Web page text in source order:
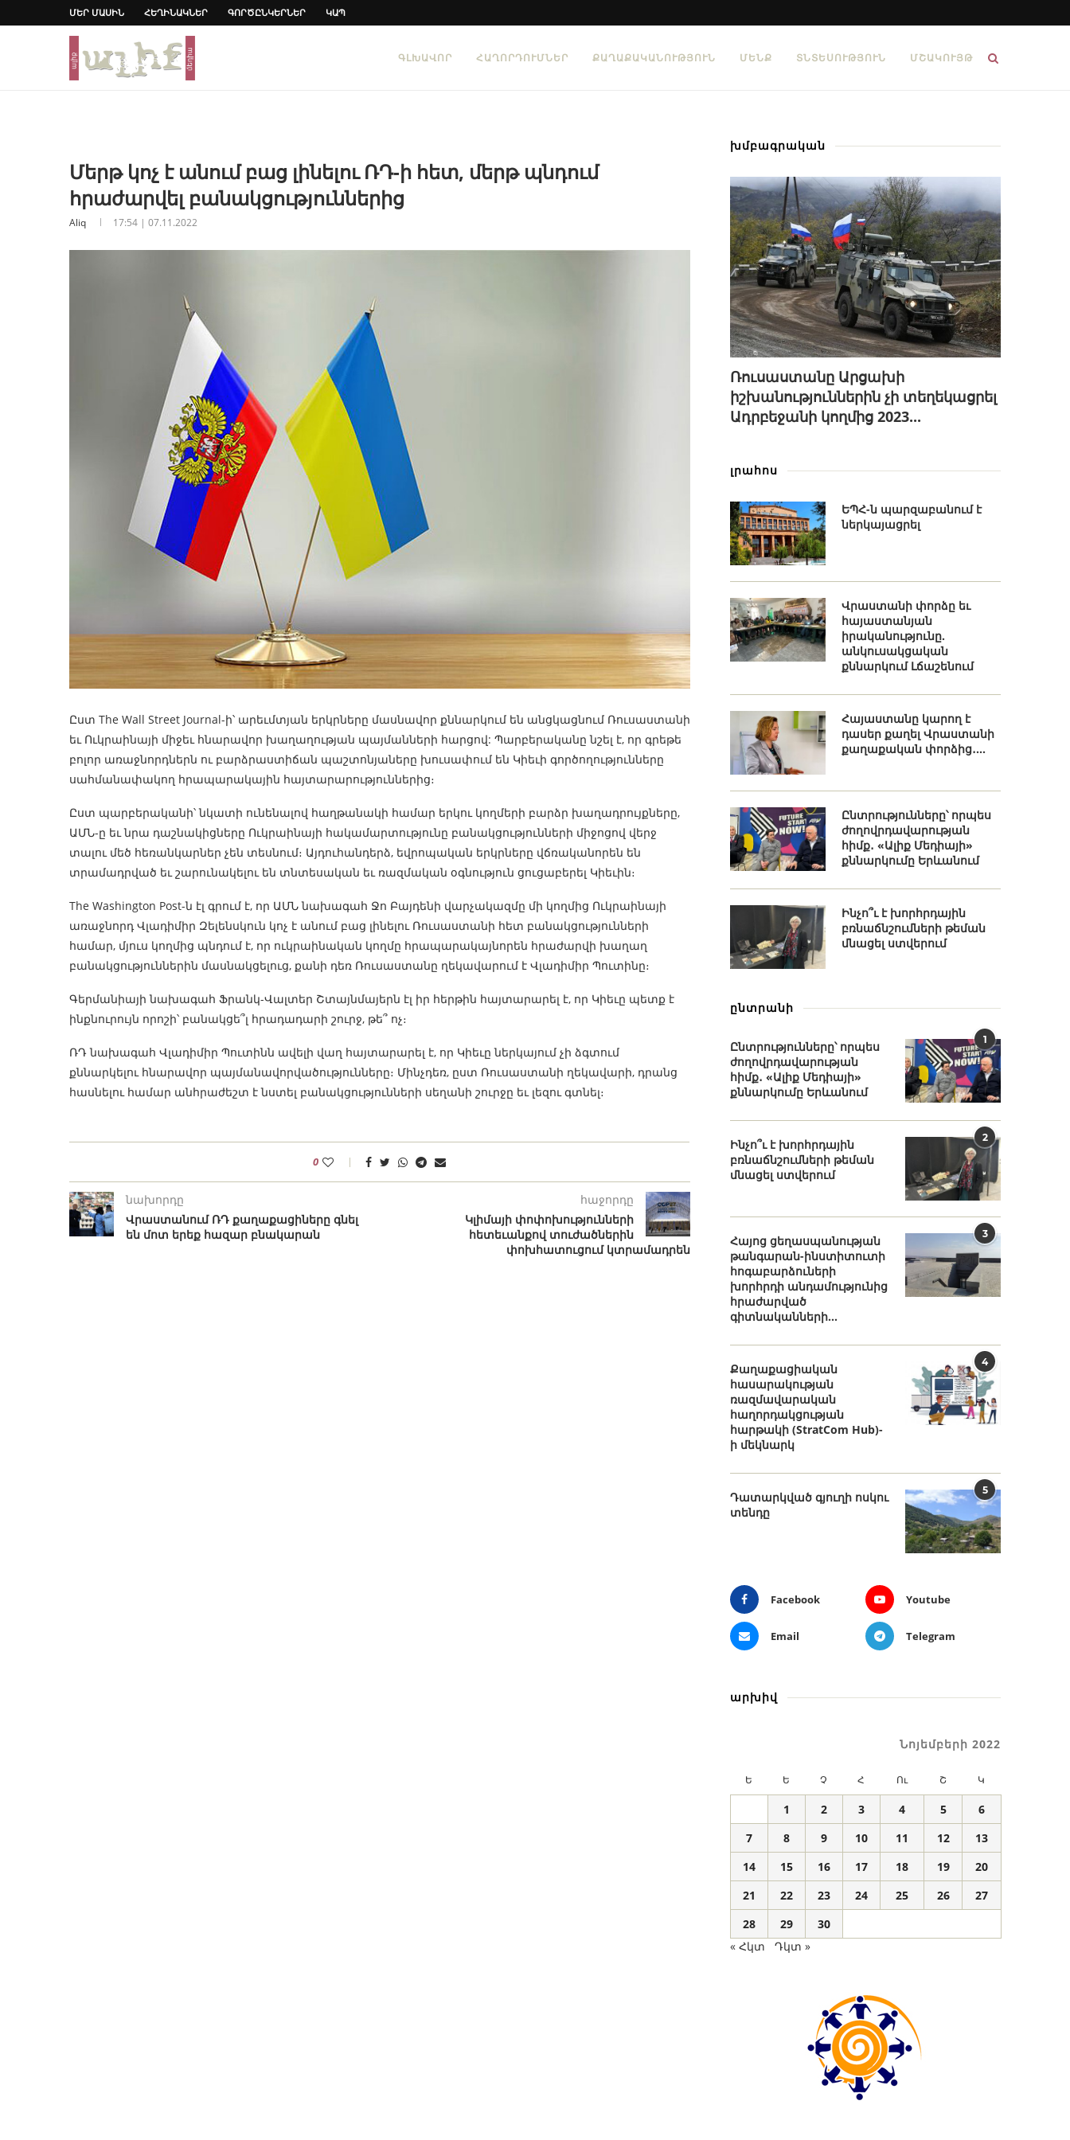
ՄԵՐ ՄԱՍԻՆ ՀԵՂԻՆԱԿՆԵՐ ԳՈՐԾԸՆԿԵՐՆԵՐ ԿԱՊ
ԳԼԽԱՎՈՐ ՀԱՂՈՐԴՈՒՄՆԵՐ ՔԱՂԱՔԱԿԱՆՈՒԹՅՈՒՆ ՄԵՆՔ ՏՆՏԵՍՈՒԹՅՈՒՆ ՄՇԱԿՈՒՅԹ
Մերթ կոչ է անում բաց լինելու ՌԴ-ի հետ, մերթ պնդում
հրաժարվել բանակցություններից
Aliq 17:54 | 07.11.2022
Ըստ The Wall Street Journal-ի՝ արեւմտյան երկրները մասնավոր քննարկում են անցկացնում Ռուսաստանի
եւ Ուկրաինայի միջեւ հնարավոր խաղաղության պայմանների հարցով: Պարբերականը նշել է, որ գրեթե
բոլոր առաջնորդներն ու բարձրաստիճան պաշտոնյաները խուսափում են Կիեւի գործողությունները
սահմանափակող հրապարակային հայտարարություններից։
Ըստ պարբերականի՝ նկատի ունենալով հաղթանակի համար երկու կողմերի բարձր խաղադրույքները,
ԱՄՆ-ը եւ նրա դաշնակիցները Ուկրաինայի հակամարտությունը բանակցությունների միջոցով վերջ
տալու մեծ հեռանկարներ չեն տեսնում։ Այդուհանդերձ, եվրոպական երկրները վճռականորեն են
տրամադրված եւ շարունակելու են տնտեսական եւ ռազմական օգնություն ցուցաբերել Կիեւին։
The Washington Post-ն էլ գրում է, որ ԱՄՆ նախագահ Ջո Բայդենի վարչակազմը մի կողմից Ուկրաինայի
առաջնորդ Վլադիմիր Զելենսկուն կոչ է անում բաց լինելու Ռուսաստանի հետ բանակցությունների
համար, մյուս կողմից պնդում է, որ ուկրաինական կողմը հրապարակայնորեն հրաժարվի խաղաղ
բանակցություններին մասնակցելուց, քանի դեռ Ռուսաստանը ղեկավարում է Վլադիմիր Պուտինը։
Գերմանիայի նախագահ Ֆրանկ-Վալտեր Շտայնմայերն էլ իր հերթին հայտարարել է, որ Կիեւը պետք է
ինքնուրույն որոշի՝ բանակցե՞լ հրադադարի շուրջ, թե՞ ոչ։
ՌԴ նախագահ Վլադիմիր Պուտինն ավելի վաղ հայտարարել է, որ Կիեւը ներկայում չի ձգտում
քննարկելու հնարավոր պայմանավորվածությունները։ Մինչդեռ, ըստ Ռուսաստանի ղեկավարի, դրանց
հասնելու համար անհրաժեշտ է նստել բանակցությունների սեղանի շուրջը եւ լեզու գտնել։
0
նախորդը
Վրաստանում ՌԴ քաղաքացիները գնել
են մոտ երեք հազար բնակարան
հաջորդը
Կլիմայի փոփոխությունների
հետեւանքով տուժածներին
փոխհատուցում կտրամադրեն
խմբագրական
Ռուսաստանը Արցախի
իշխանություններին չի տեղեկացրել
Ադրբեջանի կողմից 2023...
լրահոս
ԵՊՀ-ն պարզաբանում է
ներկայացրել
Վրաստանի փորձը եւ
հայաստանյան
իրականությունը.
անկուսակցական
քննարկում Լճաշենում
Հայաստանը կարող է
դասեր քաղել Վրաստանի
քաղաքական փորձից․...
Ընտրությունները՝ որպես
ժողովրդավարության
հիմք․ «Ալիք Մեդիայի»
քննարկումը Երևանում
Ինչո՞ւ է խորհրդային
բռնաճնշումների թեման
մնացել ստվերում
ընտրանի
1
Ընտրությունները՝ որպես
ժողովրդավարության
հիմք․ «Ալիք Մեդիայի»
քննարկումը Երևանում
2
Ինչո՞ւ է խորհրդային
բռնաճնշումների թեման
մնացել ստվերում
3
Հայոց ցեղասպանության
թանգարան-ինստիտուտի
հոգաբարձուների
խորհրդի անդամությունից
հրաժարված
գիտնականների...
4
Քաղաքացիական
հասարակության
ռազմավարական
հաղորդակցության
հարթակի (StratCom Hub)-
ի մեկնարկ
5
Դատարկված գյուղի ոսկու
տենդը
Facebook Youtube
Email Telegram
արխիվ
Նոյեմբերի 2022
Ե Ե Չ Հ Ու Շ Կ
1 2 3 4 5
6
7
8 9 10 11 12
13
14
15 16 17 18 19
20
21
22 23 24 25 26
27
28
29
30
« Հկտ
Դկտ »